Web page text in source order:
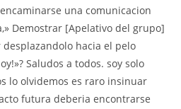
una comunicacion
Demostrar [Apelativo del grupo]
hacia el pelo
Saludos a todos. soy solo
lo olvidemos es raro insinuar
futura deberia encontrarse